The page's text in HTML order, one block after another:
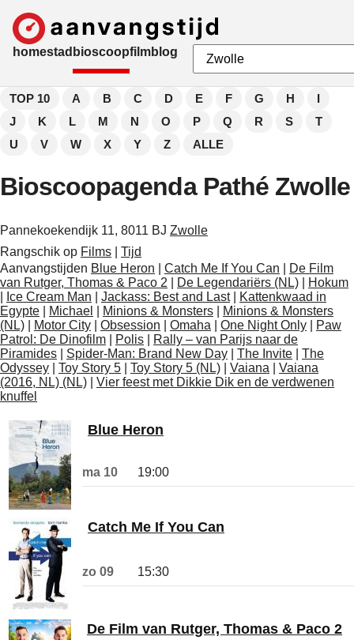
homestad bioscoopfilmblog
TOP 10 A B C D E F G H
I
J
K L M N O P Q R S
T
U
V W X Y Z ALLE
Bioscoopagenda Pathé Zwolle
Pannekoekendijk 11, 8011 BJ Zwolle
Rangschik op Films
Tijd
Aanvangstijden Blue Heron Catch Me If You Can
De Film
van Rutger, Thomas & Paco 2
De Legendariërs (NL)
Hokum
Ice Cream Man Jackass: Best and Last|
Kattenkwaad in
Egypte
Michael Minions & Monsters
Minions & Monsters
(NL)
Motor City Obsession Omaha One Night Only
Paw
Patrol: De Dinofilm
Polis
Rally – van Parijs naar de
Piramides
Spider-Man: Brand New Day The Invite
The
Odyssey
Toy Story 5 Toy Story 5 (NL) Vaiana
Vaiana
(2016, NL) (NL)
Vier feest met Dikkie Dik en de verdwenen
knuffel
Blue Heron
ma 10 19:00
Catch Me If You Can
zo 09 15:30
De Film van Rutger, Thomas & Paco 2